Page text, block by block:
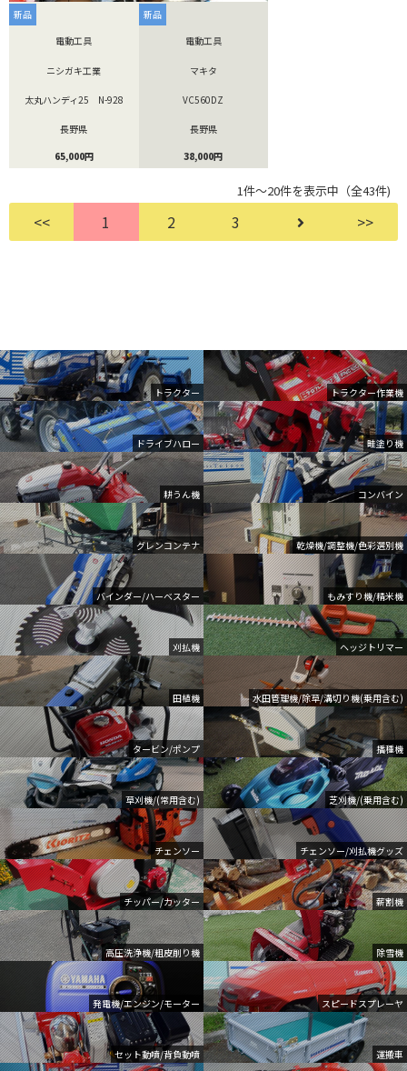
トラクター トラクター作業機
ドライブハロー 畦塗り機
耕うん機 コンバイン
グレンコンテナ 乾燥機/調整機/色彩選別機
バインダー/ハーベスター もみすり機/精米機
刈払機 ヘッジトリマー
田植機 水田管理機/除草/溝切り機(乗用含む)
タービン/ポンプ 播種機
草刈機/(常用含む) 芝刈機/(乗用含む)
チェンソー チェンソー/刈払機グッズ
チッパー/カッター 薪割機
高圧洗浄機/粗皮削り機 除雪機
発電機/エンジン/モーター スピードスプレーヤ
セット動噴/背負動噴 運搬車
新品
電動工具
ニシガキ工業
太丸ハンディ25 N-928
長野県
65,000円
新品
電動工具
マキタ
VC560DZ
長野県
38,000円
1件～20件を表示中（全43件)
<< 1 2 3 >>